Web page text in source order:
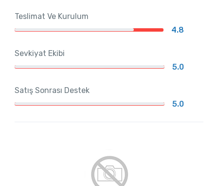
Teslimat Ve Kurulum
4.8
Sevkiyat Ekibi
5.0
Satış Sonrası Destek
5.0